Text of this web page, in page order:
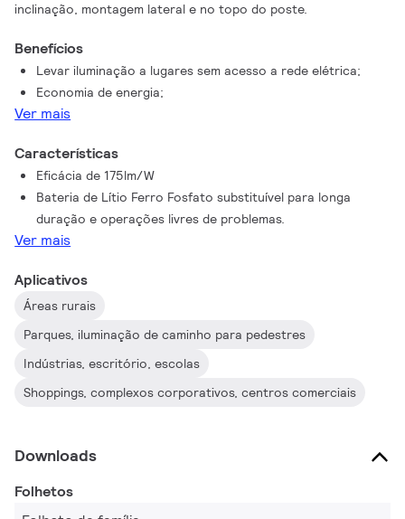
inclinação, montagem lateral e no topo do poste.
Benefícios
Levar iluminação a lugares sem acesso a rede elétrica;
Economia de energia;
Ver mais
Características
Eficácia de 175lm/W
Bateria de Lítio Ferro Fosfato substituível para longa
duração e operações livres de problemas.
Ver mais
Aplicativos
Áreas rurais
Parques, iluminação de caminho para pedestres
Indústrias, escritório, escolas
Shoppings, complexos corporativos, centros comerciais
Downloads
Folhetos